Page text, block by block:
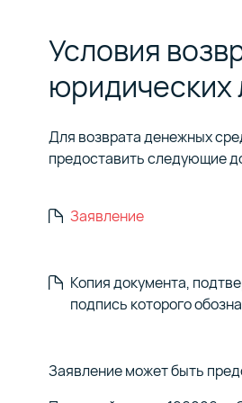
Размер комиссии зависит
Оплата фиксируется по
средств на расчетный счет
платежей
Автоматическое
сформирован QR-код для
Условия
юридических
Для возврата денежных
предоставить следующие
Заявление
Копия документа,
подпись которого
Заявление может быть